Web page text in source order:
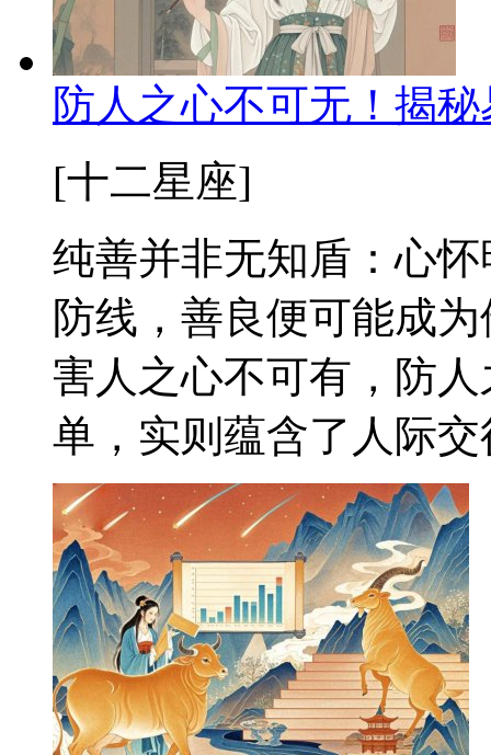
防人之心不可无！揭
[十二星座]
纯善并非无知盾：心
防线，善良便可能成
害人之心不可有，防
单，实则蕴含了人际